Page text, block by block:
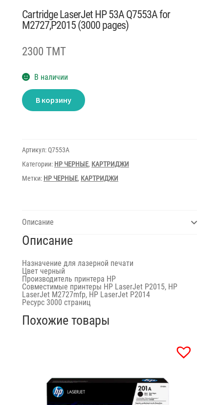
Cartridge LaserJet HP 53A Q7553A for
M2727,P2015 (3000 pages)
2300 TMT
В наличии
Количество
товара
Cartridge
for
M2727,P2015
(3000
pages)
В корзину
Артикул:Q7553A
Категории: HP ЧЕРНЫЕ, КАРТРИДЖИ
Метки: HP ЧЕРНЫЕ, КАРТРИДЖИ
Описание
Описание
Назначение для лазерной печати
Цвет черный
Производитель принтера HP
Совместимые принтеры HP LaserJet P2015, HP
LaserJet M2727mfp, HP LaserJet P2014
Ресурс 3000 страниц
Похожие товары